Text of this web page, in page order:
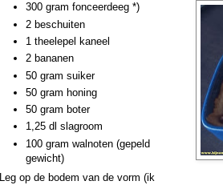
300 gram fonceerdeeg *)
2 beschuiten
1 theelepel kaneel
2 bananen
50 gram suiker
50 gram honing
50 gram boter
1,25 dl slagroom
100 gram walnoten (gepeld
gewicht)
Leg op de bodem van de vorm (ik